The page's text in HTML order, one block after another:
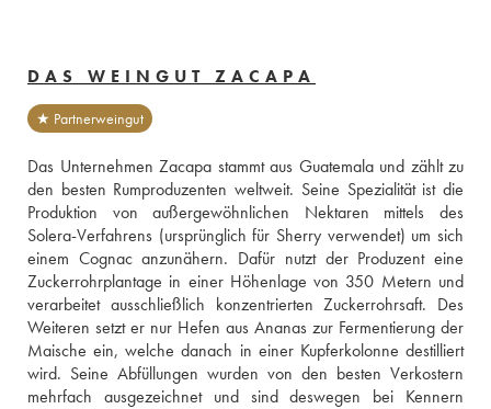
DAS WEINGUT ZACAPA
★ Partnerweingut
Das Unternehmen Zacapa stammt aus Guatemala und zählt zu
den besten Rumproduzenten weltweit. Seine Spezialität ist die
Produktion von außergewöhnlichen Nektaren mittels des
Solera-Verfahrens (ursprünglich für Sherry verwendet) um sich
einem Cognac anzunähern. Dafür nutzt der Produzent eine
Zuckerrohrplantage in einer Höhenlage von 350 Metern und
verarbeitet ausschließlich konzentrierten Zuckerrohrsaft. Des
Weiteren setzt er nur Hefen aus Ananas zur Fermentierung der
Maische ein, welche danach in einer Kupferkolonne destilliert
wird. Seine Abfüllungen wurden von den besten Verkostern
mehrfach ausgezeichnet und sind deswegen bei Kennern